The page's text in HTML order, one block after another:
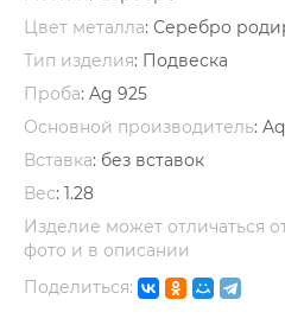
Цвет металла: Серебро
Тип изделия: Подвеска
Проба: Ag 925
Основной производитель:
Вставка: без вставок
Вес: 1.28
Изделие может отличаться
фото и в описании
Поделиться: